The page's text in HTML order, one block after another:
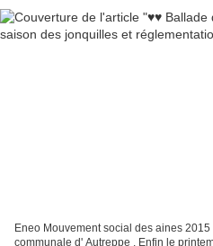
Eneo Mouvement social des aines
communale d' Autreppe . Enfin le